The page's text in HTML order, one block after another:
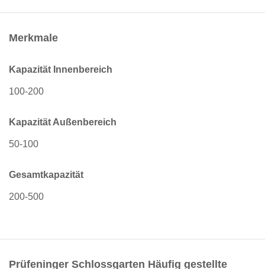
Merkmale
Kapazität Innenbereich
100-200
Kapazität Außenbereich
50-100
Gesamtkapazität
200-500
Prüfeninger Schlossgarten Häufig gestellte